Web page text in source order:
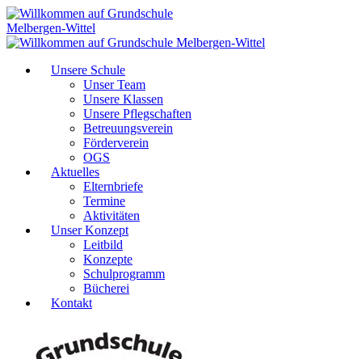
Unsere Schule
Unser Team
Unsere Klassen
Unsere Pflegschaften
Betreuungsverein
Förderverein
OGS
Aktuelles
Elternbriefe
Termine
Aktivitäten
Unser Konzept
Leitbild
Konzepte
Schulprogramm
Bücherei
Kontakt